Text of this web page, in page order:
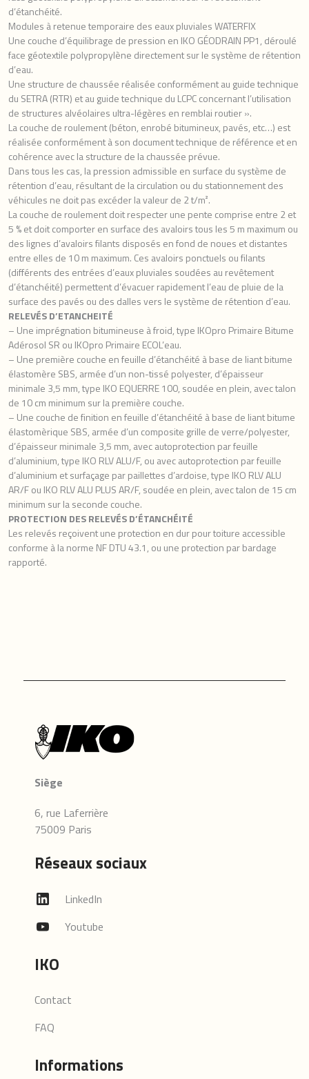
d’étanchéité.
Modules à retenue temporaire des eaux pluviales WATERFIX
Une couche d’équilibrage de pression en IKO GÉODRAIN PP1, déroulé
face géotextile polypropylène directement sur le système de rétention
d’eau.
Une structure de chaussée réalisée conformément au guide technique
du SETRA (RTR) et au guide technique du LCPC concernant l’utilisation
de structures alvéolaires ultra-légères en remblai routier ».
La couche de roulement (béton, enrobé bitumineux, pavés, etc…) est
réalisée conformément à son document technique de référence et en
cohérence avec la structure de la chaussée prévue.
Dans tous les cas, la pression admissible en surface du système de
rétention d’eau, résultant de la circulation ou du stationnement des
véhicules ne doit pas excéder la valeur de 2 t/m².
La couche de roulement doit respecter une pente comprise entre 2 et
5 % et doit comporter en surface des avaloirs tous les 5 m maximum ou
des lignes d’avaloirs filants disposés en fond de noues et distantes
entre elles de 10 m maximum. Ces avaloirs ponctuels ou filants
(différents des entrées d’eaux pluviales soudées au revêtement
d’étanchéité) permettent d’évacuer rapidement l’eau de pluie de la
surface des pavés ou des dalles vers le système de rétention d’eau.
RELEVÉS D’ETANCHEITÉ
– Une imprégnation bitumineuse à froid, type IKOpro Primaire Bitume
Adérosol SR ou IKOpro Primaire ECOL’eau.
– Une première couche en feuille d’étanchéité à base de liant bitume
élastomère SBS, armée d’un non-tissé polyester, d’épaisseur
minimale 3,5 mm, type IKO EQUERRE 100, soudée en plein, avec talon
de 10 cm minimum sur la première couche.
– Une couche de finition en feuille d’étanchéité à base de liant bitume
élastomèrique SBS, armée d’un composite grille de verre/polyester,
d’épaisseur minimale 3,5 mm, avec autoprotection par feuille
d’aluminium, type IKO RLV ALU/F, ou avec autoprotection par feuille
d’aluminium et surfaçage par paillettes d’ardoise, type IKO RLV ALU
AR/F ou IKO RLV ALU PLUS AR/F, soudée en plein, avec talon de 15 cm
minimum sur la seconde couche.
PROTECTION DES RELEVÉS D’ÉTANCHÉITÉ
Les relevés reçoivent une protection en dur pour toiture accessible
conforme à la norme NF DTU 43.1, ou une protection par bardage
rapporté.
Siège
6, rue Laferrière
75009 Paris
Réseaux sociaux
LinkedIn
Youtube
IKO
Contact
FAQ
Informations